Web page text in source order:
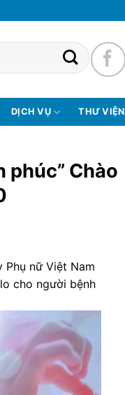
DỊCH VỤ THƯ VIỆN
phúc” Chào
Phụ nữ Việt Nam
cho người bệnh